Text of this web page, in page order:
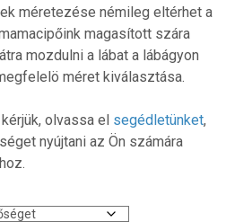
méretezése némileg eltérhet a
magasított szára
mozdulni a lábat a lábágyon
méret kiválasztása.
olvassa el segédletünket,
nyújtani az Ön számára